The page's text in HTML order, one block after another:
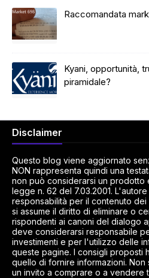
Raccomandata
Kyani, opportunità,
piramidale?
Disclaimer
Questo blog viene aggiornato
NON rappresenta quindi una
non può considerarsi un prodotto
legge n. 62 del 7.03.2001.
responsabilità per il contenuto
si assume il diritto di eliminare o
rispondenti ai canoni del dialogo
deve considerarsi responsabile
investimenti e per l'utilizzo delle
queste pagine. I consigli proposti
quello di fornire informazioni.
un invito a comprare o a vendere